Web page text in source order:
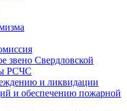
звено Свердловской
РСЧС
и ликвидации
и обеспечению пожарной